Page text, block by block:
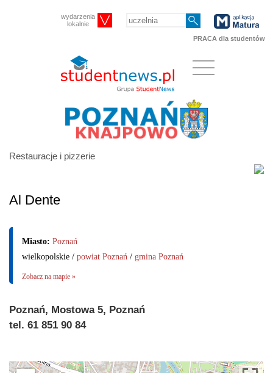
wydarzenia
lokalnie
PRACA dla studentów
Restauracje i pizzerie
Al Dente
Miasto: Poznań
wielkopolskie / powiat Poznań / gmina Poznań
Zobacz na mapie »
Poznań, Mostowa 5, Poznań
tel. 61 851 90 84